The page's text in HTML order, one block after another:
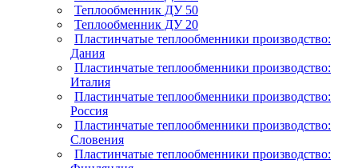
Теплообменник ДУ 50
Теплообменник ДУ 20
Пластинчатые теплообменники производство:
Дания
Пластинчатые теплообменники производство:
Италия
Пластинчатые теплообменники производство:
Россия
Пластинчатые теплообменники производство:
Словения
Пластинчатые теплообменники производство: